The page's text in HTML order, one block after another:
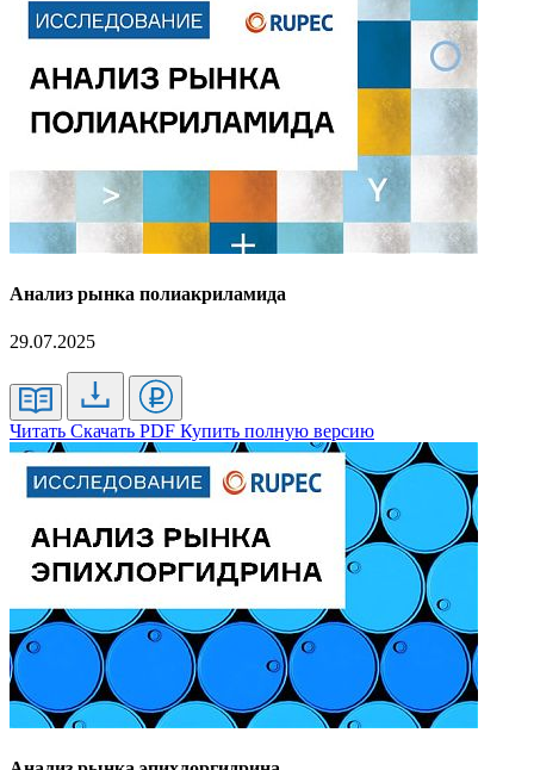
Анализ рынка полиакриламида
29.07.2025
Читать Скачать PDF Купить полную версию